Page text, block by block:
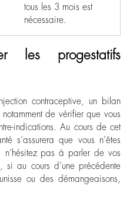
tous les 3 mois est
nécessaire.
les progestatifs
contraceptive, un bilan
de vérifier que vous
indications. Au cours de cet
s’assurera que vous n’êtes
n’hésitez pas à parler de vos
si au cours d’une précédente
ou des démangeaisons,